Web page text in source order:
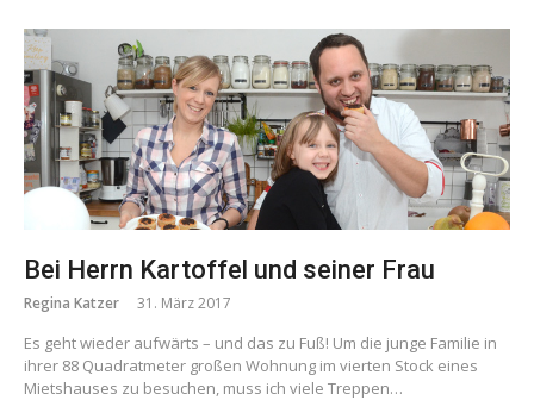
Bei Herrn Kartoffel und seiner Frau
Regina Katzer 31. März 2017
Es geht wieder aufwärts – und das zu Fuß! Um die junge Familie in
ihrer 88 Quadratmeter großen Wohnung im vierten Stock eines
Mietshauses zu besuchen, muss ich viele Treppen…